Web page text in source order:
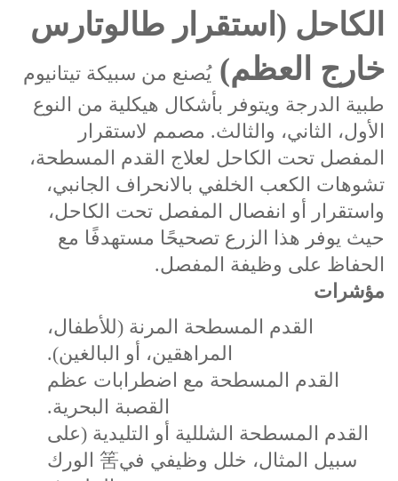
الكاحل (استقرار طالوتارس
خارج العظم)يُصنع من سبيكة تيتانيوم
طبية الدرجة ويتوفر بأشكال هيكلية من النوع
الأول، الثاني، والثالث. مصمم لاستقرار
المفصل تحت الكاحل لعلاج القدم المسطحة،
تشوهات الكعب الخلفي بالانحراف الجانبي،
واستقرار أو انفصال المفصل تحت الكاحل،
حيث يوفر هذا الزرع تصحيحًا مستهدفًا مع
الحفاظ على وظيفة المفصل.
مؤشرات
القدم المسطحة المرنة‌ (للأطفال،
المراهقين، أو البالغين).
القدم المسطحة مع اضطرابات عظم
القصبة البحرية‌.
القدم المسطحة الشللية أو التليدية (على
سبيل المثال، خلل وظيفي في筈 الورك